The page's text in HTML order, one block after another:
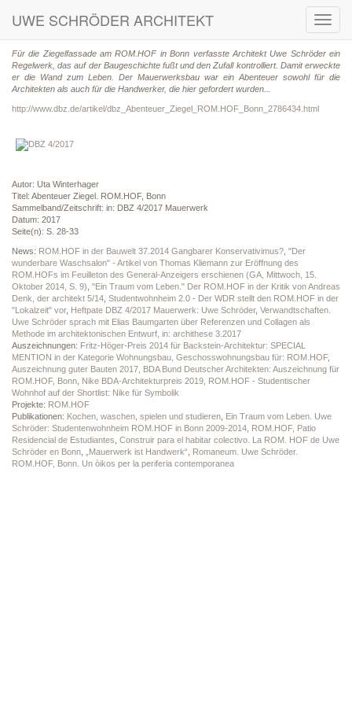
UWE SCHRÖDER ARCHITEKT
Für die Ziegelfassade am ROM.HOF in Bonn verfasste Architekt Uwe Schröder ein
Regelwerk, das auf der Baugeschichte fußt und den Zufall kontrolliert. Damit erweckte
er die Wand zum Leben. Der Mauerwerksbau war ein Abenteuer sowohl für die
Architekten als auch für die Handwerker, die hier gefordert wurden...
http://www.dbz.de/artikel/dbz_Abenteuer_Ziegel_ROM.HOF_Bonn_2786434.html
Autor: Uta Winterhager
Titel: Abenteuer Ziegel. ROM.HOF, Bonn
Sammelband/Zeitschrift: in: DBZ 4/2017 Mauerwerk
Datum: 2017
Seite(n): S. 28-33
News: ROM.HOF in der Bauwelt 37.2014 Gangbarer Konservativimus? "Der
wunderbare Waschsalon" - Artikel von Thomas Kliemann zur Eröffnung des
ROM.HOFs im Feuilleton des General-Anzeigers erschienen (GA, Mittwoch, 15.
Oktober 2014, S. 9) "Ein Traum vom Leben." Der ROM.HOF in der Kritik von Andreas
Denk, der architekt 5/14 Studentwohnheim 2.0 - Der WDR stellt den ROM.HOF in der
"Lokalzeit" vor, Heftpate DBZ 4/2017 Mauerwerk: Uwe Schröder, Verwandtschaften.
Uwe Schröder sprach mit Elias Baumgarten über Referenzen und Collagen als
Methode im architektonischen Entwurf, in: archithese 3.2017
Auszeichnungen: Fritz-Höger-Preis 2014 für Backstein-Architektur: SPECIAL
MENTION in der Kategorie Wohnungsbau, Geschosswohnungsbau für: ROM.HOF,
Auszeichnung guter Bauten 2017, BDA Bund Deutscher Architekten: Auszeichnung für
ROM.HOF, Bonn Nike BDA-Architekturpreis 2019, ROM.HOF - Studentischer
Wohnhof auf der Shortlist: Nike für Symbolik
Projekte: ROM.HOF
Publikationen: Kochen, waschen, spielen und studieren Ein Traum vom Leben. Uwe
Schröder: Studentenwohnheim ROM.HOF in Bonn 2009-2014 ROM.HOF, Patio
Residencial de Estudiantes Construir para el habitar colectivo. La ROM. HOF de Uwe
Schröder en Bonn
„Mauerwerk ist Handwerk“ Romaneum. Uwe Schröder.
ROM.HOF, Bonn. Un òikos per la periferia contemporanea